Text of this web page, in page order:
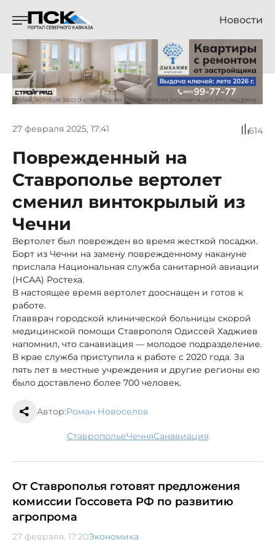
Новости
27 февраля 2025, 17:41 614
Поврежденный на
Ставрополье вертолет
сменил винтокрылый из
Чечни
Вертолет был поврежден во время жесткой посадки.
Борт из Чечни на замену поврежденному накануне
прислала Национальная служба санитарной авиации
(НСАА) Ростеха.
В настоящее время вертолет дооснащен и готов к
работе.
Главврач городской клинической больницы скорой
медицинской помощи Ставрополя Одиссей Хаджиев
напомнил, что санавиация — молодое подразделение.
В крае служба приступила к работе с 2020 года. За
пять лет в местные учреждения и другие регионы ею
было доставлено более 700 человек.
Автор:Роман Новоселов
Ставрополье Чечня санавиация
От Ставрополья готовят предложения
комиссии Госсовета РФ по развитию
агропрома
27 февраля, 17:20Экономика